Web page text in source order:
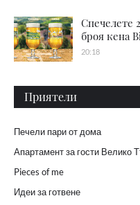
Спечелете
броя кена
20:18
Приятели
Печели пари от дома
Апартамент за гости Велико
Pieces of me
Идеи за готвене